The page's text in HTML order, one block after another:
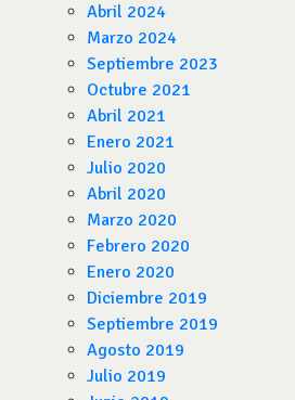
Abril 2024
Marzo 2024
Septiembre 2023
Octubre 2021
Abril 2021
Enero 2021
Julio 2020
Abril 2020
Marzo 2020
Febrero 2020
Enero 2020
Diciembre 2019
Septiembre 2019
Agosto 2019
Julio 2019